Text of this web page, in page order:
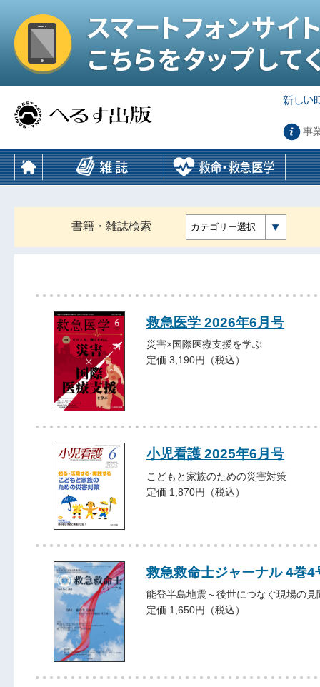
事
書籍・雑誌検索 カテゴリー選択
救急医学 2026年6月号
災害×国際医療支援を学ぶ
定価 3,190円（税込）
小児看護 2025年6月号
こどもと家族のための災害対策
定価 1,870円（税込）
救急救命士ジャーナル 4巻
能登半島地震～後世につなぐ現場の見
定価 1,650円（税込）